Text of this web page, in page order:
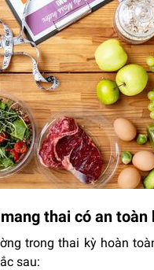
thai có an toàn
trong thai kỳ hoàn
sau: